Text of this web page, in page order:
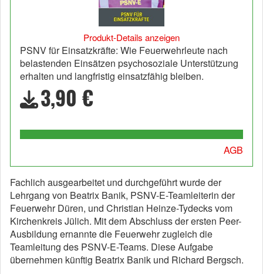
Produkt-Details anzeigen
PSNV für Einsatzkräfte: Wie Feuerwehrleute nach
belastenden Einsätzen psychosoziale Unterstützung
erhalten und langfristig einsatzfähig bleiben.
3,90 €
AGB
Fachlich ausgearbeitet und durchgeführt wurde der
Lehrgang von Beatrix Banik, PSNV-E-Teamleiterin der
Feuerwehr Düren, und Christian Heinze-Tydecks vom
Kirchenkreis Jülich. Mit dem Abschluss der ersten Peer-
Ausbildung ernannte die Feuerwehr zugleich die
Teamleitung des PSNV-E-Teams. Diese Aufgabe
übernehmen künftig Beatrix Banik und Richard Bergsch.